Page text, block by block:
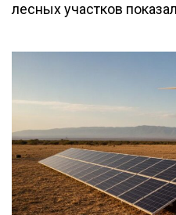
лесных участков